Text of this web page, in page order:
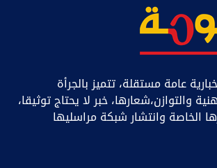
عامة مستقلة، تتميز بالجرأة
والتوازن،شعارها، خبر ﻻ يحتاج توثيقا،
الخاصة وانتشار شبكة مراسليها